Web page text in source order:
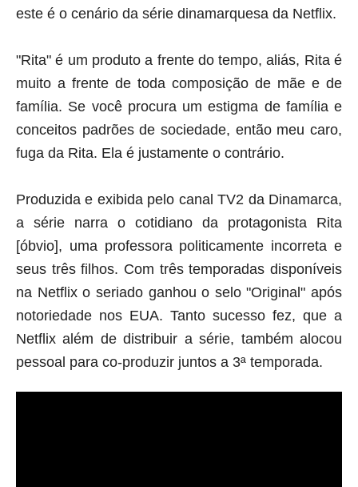
este é o cenário da série dinamarquesa da Netflix.
"Rita" é um produto a frente do tempo, aliás, Rita é
muito a frente de toda composição de mãe e de
família. Se você procura um estigma de família e
conceitos padrões de sociedade, então meu caro,
fuga da Rita. Ela é justamente o contrário.
Produzida e exibida pelo canal TV2 da Dinamarca,
a série narra o cotidiano da protagonista Rita
[óbvio], uma professora politicamente incorreta e
seus três filhos. Com três temporadas disponíveis
na Netflix o seriado ganhou o selo "Original" após
notoriedade nos EUA. Tanto sucesso fez, que a
Netflix além de distribuir a série, também alocou
pessoal para co-produzir juntos a 3ª temporada.